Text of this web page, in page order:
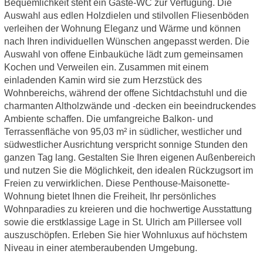
Bequemlichkeit steht ein Gäste-WC zur Verfügung. Die
Auswahl aus edlen Holzdielen und stilvollen Fliesenböden
verleihen der Wohnung Eleganz und Wärme und können
nach Ihren individuellen Wünschen angepasst werden. Die
Auswahl von offene Einbauküche lädt zum gemeinsamen
Kochen und Verweilen ein. Zusammen mit einem
einladenden Kamin wird sie zum Herzstück des
Wohnbereichs, während der offene Sichtdachstuhl und die
charmanten Altholzwände und -decken ein beeindruckendes
Ambiente schaffen. Die umfangreiche Balkon- und
Terrassenfläche von 95,03 m² in südlicher, westlicher und
südwestlicher Ausrichtung verspricht sonnige Stunden den
ganzen Tag lang. Gestalten Sie Ihren eigenen Außenbereich
und nutzen Sie die Möglichkeit, den idealen Rückzugsort im
Freien zu verwirklichen. Diese Penthouse-Maisonette-
Wohnung bietet Ihnen die Freiheit, Ihr persönliches
Wohnparadies zu kreieren und die hochwertige Ausstattung
sowie die erstklassige Lage in St. Ulrich am Pillersee voll
auszuschöpfen. Erleben Sie hier Wohnluxus auf höchstem
Niveau in einer atemberaubenden Umgebung.